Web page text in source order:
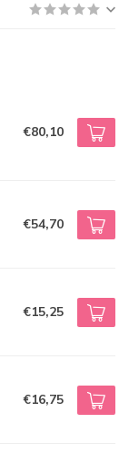
€80,10
€54,70
€15,25
€16,75